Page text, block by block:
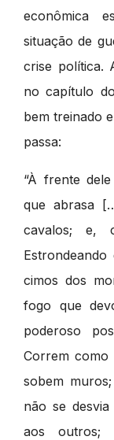
econômica
situação de
crise política.
no capítulo
bem treinado
passa:
“À frente
que abrasa
cavalos; e,
cimos dos
fogo que
poderoso
Correm como
sobem
não se
aos outros;